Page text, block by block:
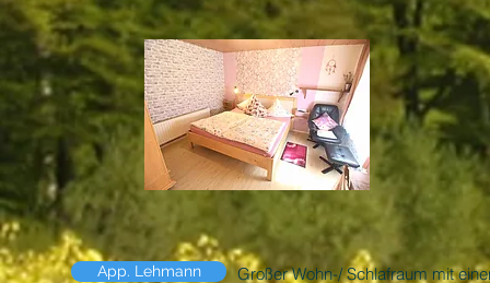
App. Lehmann
Großer Wohn-/ Schlafraum mit